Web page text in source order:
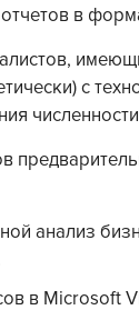
в
с
анализ
в Microsoft